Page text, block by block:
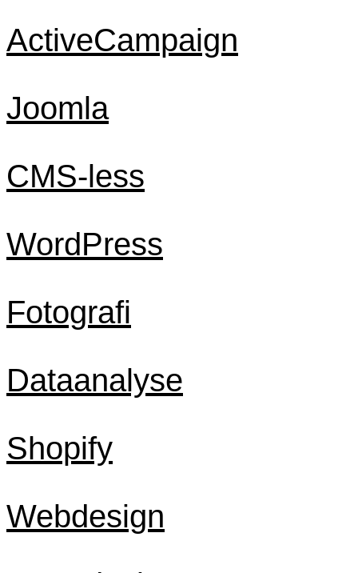
ActiveCampaign
Joomla
CMS-less
WordPress
Fotografi
Dataanalyse
Shopify
Webdesign